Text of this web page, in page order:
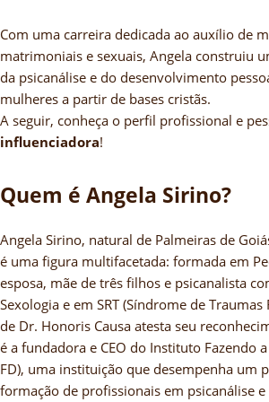
Com uma carreira dedicada ao auxílio de
matrimoniais e sexuais, Angela construiu
da psicanálise e do desenvolvimento
mulheres a partir de bases cristãs.
A seguir, conheça o perfil profissional e
influenciadora!
Quem é Angela Sirino?
Angela Sirino, natural de Palmeiras de
é uma figura multifacetada: formada em
esposa, mãe de três filhos e psicanalista
Sexologia e em SRT (Síndrome de
de Dr. Honoris Causa atesta seu
é a fundadora e CEO do Instituto Fazendo
FD), uma instituição que desempenha um
formação de profissionais em psicanálise e